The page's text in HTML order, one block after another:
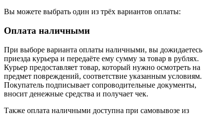
Вы можете выбрать один из трёх вариантов оплаты:
Оплата наличными
При выборе варианта оплаты наличными, вы дожидаетесь
приезда курьера и передаёте ему сумму за товар в рублях.
Курьер предоставляет товар, который нужно осмотреть на
предмет повреждений, соответствие указанным условиям.
Покупатель подписывает сопроводительные документы,
вносит денежные средства и получает чек.
Также оплата наличными доступна при самовывозе из